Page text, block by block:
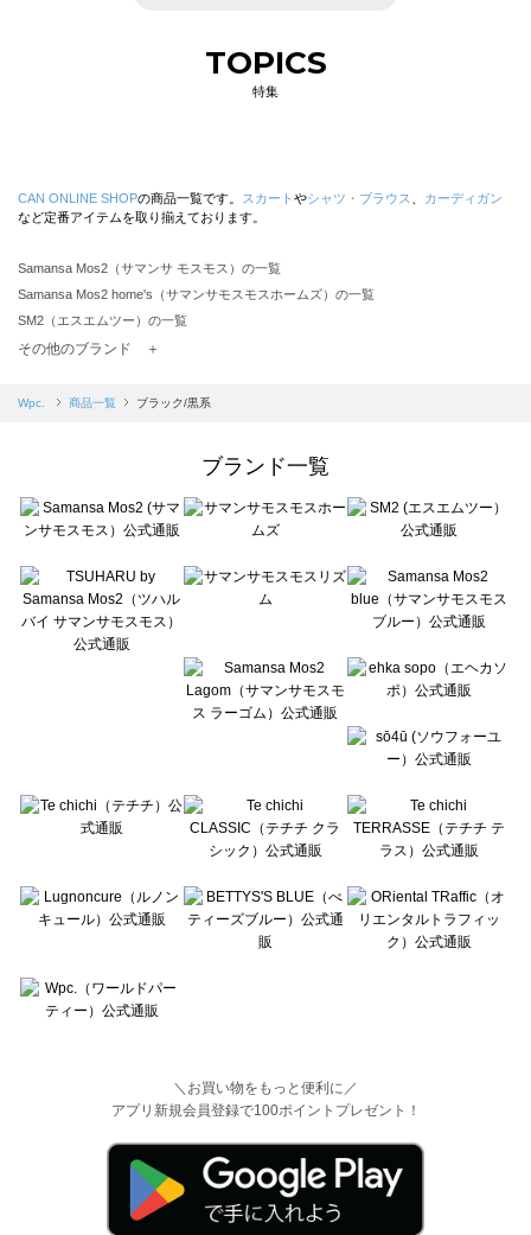
TOPICS
特集
CAN ONLINE SHOPの商品一覧です。 スカート やシャツ・ブラウス
カーディガン
など定番アイテムを取り揃えております。
Samansa Mos2（サマンサ モスモス）の一覧
Samansa Mos2 home's（サマンサモスモスホームズ）の一覧
SM2（エスエムツー）の一覧
TSUHARU by Samansa Mos2（ツハルバイサマンサモスモス）の一覧
Samansa Mos2 blue（サマンサモスモス ブルー）の一覧
Te chichi（テチチ）の一覧
Te chichi CLASSIC（テチチ クラシック）の一覧
Lugnoncure（ルノンキュール）の一覧
BETTY'S BLUE（べティーズブルー）の一覧
Wpc.（ワールドパーティー）の一覧
その他のブランド ＋
Wpc. 商品一覧 ブラック/黒系
ブランド一覧
＼お買い物をもっと便利に／
アプリ新規会員登録で100ポイントプレゼント！